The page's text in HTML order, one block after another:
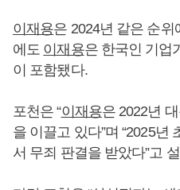
이재용은 2024년 같은 순위
에도 이재용은 한국인 기업
이 포함됐다.
포천은 “이재용은 2022년
을 이끌고 있다”며 “2025년
서 무죄 판결을 받았다”고